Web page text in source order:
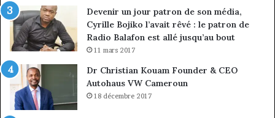
Devenir un jour patron de son média,
Cyrille Bojiko l’avait rêvé : le patron de
Radio Balafon est allé jusqu’au bout
11 mars 2017
Dr Christian Kouam Founder & CEO
Autohaus VW Cameroun
18 décembre 2017